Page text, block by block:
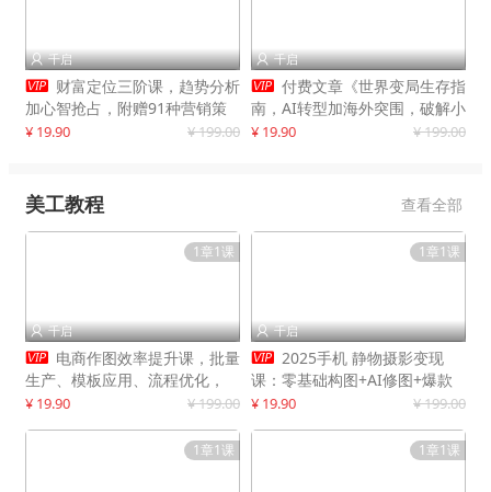
 千启
 财富定位三阶课，趋势分析
加心智抢占，附赠91种营销策
略模型
¥ 19.90 ¥ 199.00
 千启
 付费文章《世界变局生存指
南，AI转型加海外突围，破解小
城市生存陷阱》
¥ 19.90 ¥ 199.00
美工教程 查看全部
1章1课
 千启
 电商作图效率提升课，批量
生产、模板应用、流程优化，
20+细分品类实操案例，月赚3
¥ 19.90 ¥ 199.00
1章1课
 千启
 2025手机 静物摄影变现
课：零基础构图+AI修图+爆款
创作
¥ 19.90 ¥ 199.00
1章1课 1章1课